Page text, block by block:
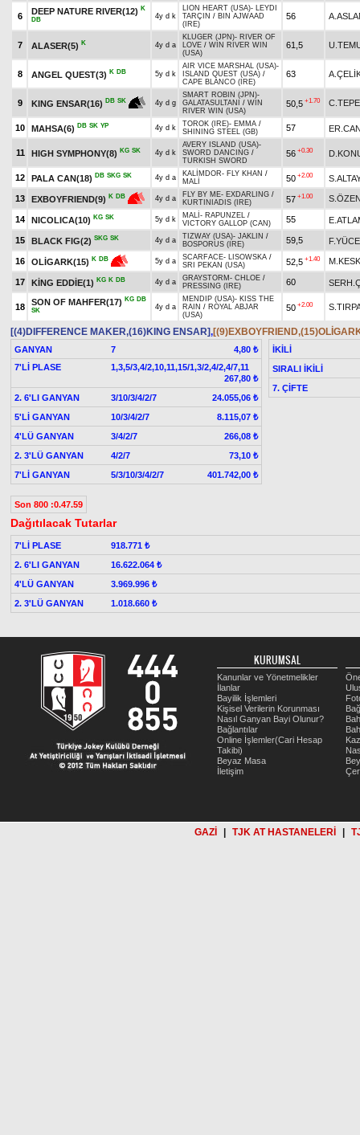
6
DEEP NATURE RIVER(12) K
DB
4y d k
LION HEART (USA)- LEYDI
TARÇIN / BIN AJWAAD
(IRE)
56
7 ALASER(5) K 4y d a
KLUGER (JPN)- RIVER OF
LOVE / WIN RIVER WIN
(USA)
61,5
8 ANGEL QUEST(3) K DB 5y d k
AIR VICE MARSHAL (USA)-
ISLAND QUEST (USA) /
CAPE BLANCO (IRE)
63
9 KING ENSAR(16) DB SK 4y d g
SMART ROBIN (JPN)-
GALATASULTANI
/ WIN
RIVER WIN (USA)
50,5 +1.70 C.TEPE
10 MAHSA(6) DB SK YP 4y d k TOROK (IRE)- EMMA /
SHINING STEEL (GB)
57
11 HIGH SYMPHONY(8) KG SK 4y d k
AVERY ISLAND (USA)-
SWORD DANCING /
TURKISH SWORD
56 +0.30
12 PALA CAN(18) DB SKG SK 4y d a KALİMDOR- FLY KHAN /
MALİ
50 +2.00
13 EXBOYFRIEND(9) K DB 4y d a FLY BY ME- EXDARLING /
KURTINIADIS (IRE)
57 +1.00
14 NICOLICA(10) KG SK 5y d k MALİ - RAPUNZEL /
VICTORY GALLOP (CAN)
55
15 BLACK FIG(2) SKG SK 4y d a TIZWAY (USA)- JAKLIN /
BOSPORUS (IRE)
59,5
16 OLİGARK(15) K DB 5y d a SCARFACE- LISOWSKA /
SRI PEKAN (USA)
52,5 +1.40
17 KİNG EDDİE(1) KG K DB 4y d a GRAYSTORM - CHLOE /
PRESSING (IRE)
60
18
SON OF MAHFER(17) KG DB
SK
4y d a
MENDIP (USA)- KISS THE
RAIN / ROYAL ABJAR
(USA)
50 +2.00
[(4)DIFFERENCE MAKER,(16)KING ENSAR],
GANYAN 7
4,80 ₺
7'Lİ PLASE
1,3,5/3,4/2,10,11,15/1,3/2,4/2,4/7,11
267,80 ₺
2. 6'LI GANYAN
3/10/3/4/2/7
24.055,06 ₺
5'Lİ GANYAN
10/3/4/2/7
8.115,07 ₺
4'LÜ GANYAN
3/4/2/7
266,08 ₺
2. 3'LÜ GANYAN
4/2/7
73,10 ₺
7'Lİ GANYAN
5/3/10/3/4/2/7 401.742,00 ₺
İKİLİ
SIRALI İKİLİ
7. ÇİFTE
Son 800 :0.47.59
Dağıtılacak Tutarlar
7'Lİ PLASE
918.771 ₺
2. 6'LI GANYAN
16.622.064 ₺
4'LÜ GANYAN
3.969.996 ₺
2. 3'LÜ GANYAN
1.018.660 ₺
KURUMSAL
Kanunlar ve Yönetmelikler
İlanlar
Bayilik İşlemleri
Kişisel Verilerin Korunması
Nasıl Ganyan Bayi Olunur?
Bağlantılar
Online İşlemler(Cari Hesap
Takibi)
Beyaz Masa
İletişim
GAZİ TJK AT HASTANELERİ